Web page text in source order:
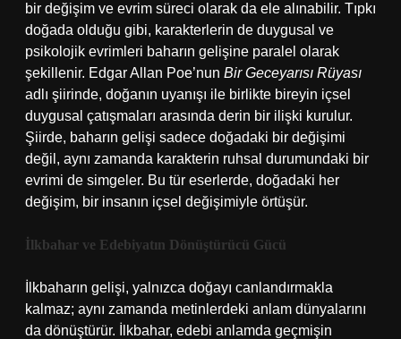
bir değişim ve evrim süreci olarak da ele alınabilir. Tıpkı
doğada olduğu gibi, karakterlerin de duygusal ve
psikolojik evrimleri baharın gelişine paralel olarak
şekillenir. Edgar Allan Poe’nun Bir Geceyarısı Rüyası
adlı şiirinde, doğanın uyanışı ile birlikte bireyin içsel
duygusal çatışmaları arasında derin bir ilişki kurulur.
Şiirde, baharın gelişi sadece doğadaki bir değişimi
değil, aynı zamanda karakterin ruhsal durumundaki bir
evrimi de simgeler. Bu tür eserlerde, doğadaki her
değişim, bir insanın içsel değişimiyle örtüşür.
İlkbahar ve Edebiyatın Dönüştürücü Gücü
İlkbaharın gelişi, yalnızca doğayı canlandırmakla
kalmaz; aynı zamanda metinlerdeki anlam dünyalarını
da dönüştürür. İlkbahar, edebi anlamda geçmişin